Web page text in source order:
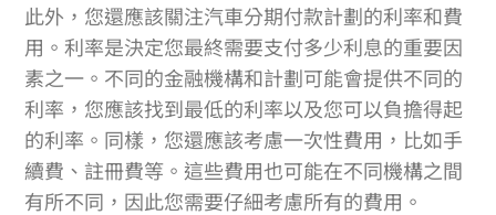
此外，您還應該關注汽車分期付款計劃的利率和費
用。利率是決定您最終需要支付多少利息的重要因
素之一。不同的金融機構和計劃可能會提供不同的
利率，您應該找到最低的利率以及您可以負擔得起
的利率。同樣，您還應該考慮一次性費用，比如手
續費、註冊費等。這些費用也可能在不同機構之間
有所不同，因此您需要仔細考慮所有的費用。